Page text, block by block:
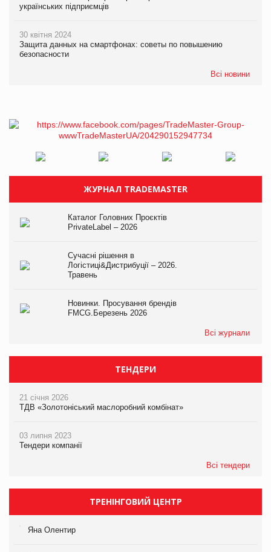
українських підприємців
30 квітня 2024
Защита данных на смартфонах: советы по повышению
безопасности
Всі новини
ЖУРНАЛ TRADEMASTER
Каталог Головних Проєктів
PrivateLabel – 2026
Сучасні рішення в
Логістиці&Дистрибуції – 2026.
Травень
Новинки. Просування брендів
FMCG.Березень 2026
Всі журнали
ТЕНДЕРИ
21 січня 2026
ТДВ «Золотоніський маслоробний комбінат»
03 липня 2023
Тендери компанії
Всі тендери
ТРЕНІНГОВИЙ ЦЕНТР
Яна Олентир